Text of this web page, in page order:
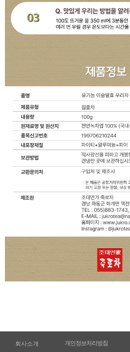
회사소개 개인정보처리방침